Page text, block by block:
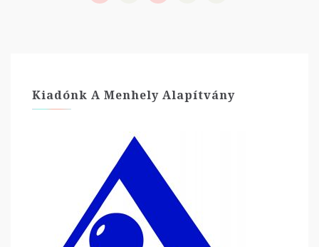
Kiadónk A Menhely Alapítvány